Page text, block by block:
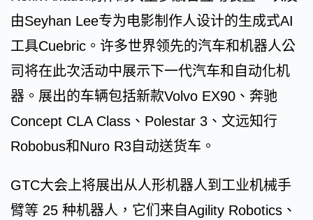
由Seyhan Lee专为电影制作人设计的生成式AI
工具Cuebric。许多世界领先的汽车和机器人公
司将在此次活动中展示下一代汽车和自动化机
器。展出的车辆包括新款Volvo EX90、奔驰
Concept CLA Class、Polestar 3、文远知行
Robobus和Nuro R3自动送货车。
GTC大会上将展出从人形机器人到工业机械手
臂等 25 种机器人，它们来自Agility Robotics、